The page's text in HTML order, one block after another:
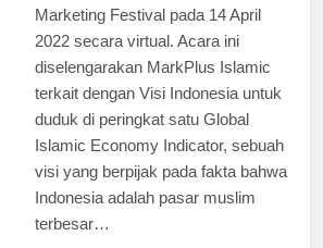
Marketing Festival pada 14 April
2022 secara virtual. Acara ini
diselengarakan MarkPlus Islamic
terkait dengan Visi Indonesia untuk
duduk di peringkat satu Global
Islamic Economy Indicator, sebuah
visi yang berpijak pada fakta bahwa
Indonesia adalah pasar muslim
terbesar…